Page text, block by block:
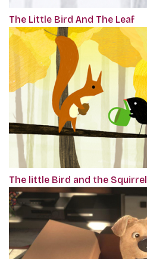
The Little Bird And The Leaf
The little Bird and the Squirrel